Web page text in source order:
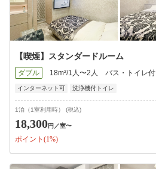
【喫煙】スタンダードルーム
ダブル 18m²/1人〜2人 バス・トイレ付
インターネット可 洗浄機付トイレ
1泊（1室利用時） (税込)
18,300円 ／室〜
ポイント(1%)